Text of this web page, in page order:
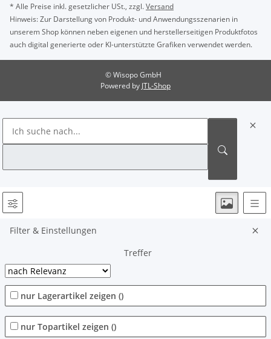
* Alle Preise inkl. gesetzlicher USt., zzgl.Versand
Hinweis: Zur Darstellung von Produkt- und Anwendungsszenarien in
unserem Shop können neben eigenen und herstellerseitigen Produktfotos
auch digital generierte oder KI-unterstützte Grafiken verwendet werden.
© Wisopo GmbH
Powered by JTL-Shop
Filter & Einstellungen
Treffer
nur Lagerartikel zeigen ()
nur Topartikel zeigen ()